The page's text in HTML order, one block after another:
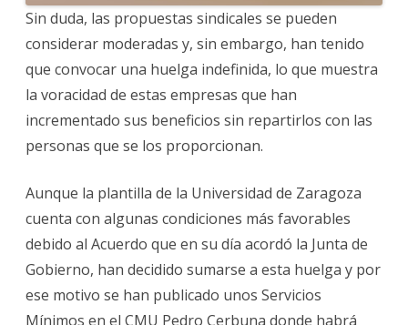
Sin duda, las propuestas sindicales se pueden
considerar moderadas y, sin embargo, han tenido
que convocar una huelga indefinida, lo que muestra
la voracidad de estas empresas que han
incrementado sus beneficios sin repartirlos con las
personas que se los proporcionan.
Aunque la plantilla de la Universidad de Zaragoza
cuenta con algunas condiciones más favorables
debido al Acuerdo que en su día acordó la Junta de
Gobierno, han decidido sumarse a esta huelga y por
ese motivo se han publicado unos Servicios
Mínimos en el CMU Pedro Cerbuna donde habrá